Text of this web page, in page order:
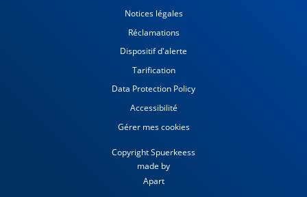
Notices légales
Réclamations
Dispositif d'alerte
Tarification
Data Protection Policy
Accessibilité
Gérer mes cookies
Copyright Spuerkeess
made by
Apart